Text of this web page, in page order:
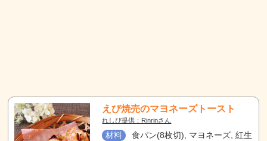
えび焼売のマヨネーズトースト
れしぴ提供：Rinrinさん
材料
食パン(8枚切), マヨネーズ, 紅生